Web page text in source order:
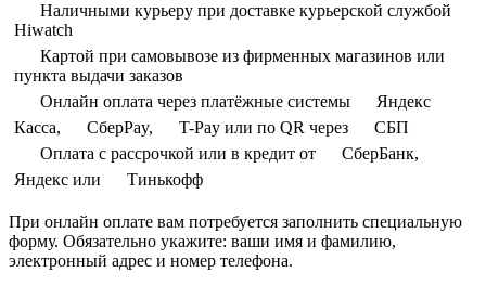
Наличными курьеру при доставке курьерской службой
Hiwatch
Картой при самовывозе из фирменных магазинов или
пункта выдачи заказов
Онлайн оплата через платёжные системы
Яндекс
Касса,
СберPay, T-Pay или по QR через
СБП
Оплата с рассрочкой или в кредит от
СберБанк,
Яндекс или
Тинькофф
При онлайн оплате вам потребуется заполнить специальную
форму. Обязательно укажите: ваши имя и фамилию,
электронный адрес и номер телефона.